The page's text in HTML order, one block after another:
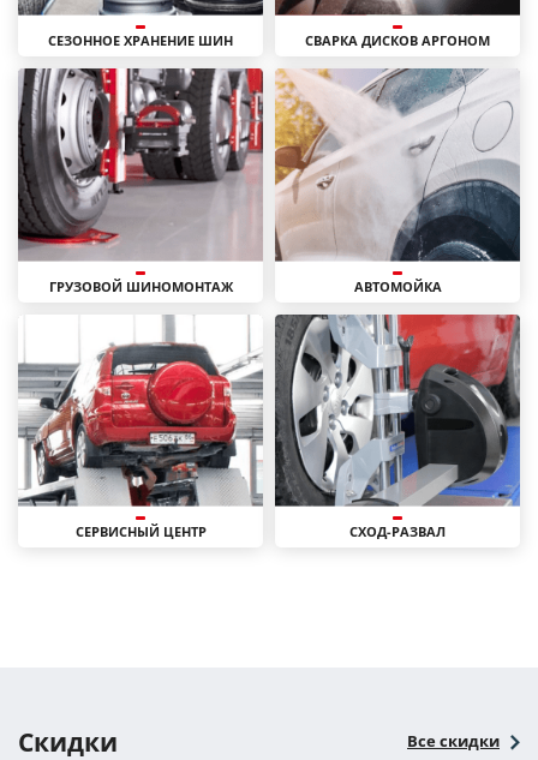
СЕЗОННОЕ ХРАНЕНИЕ ШИН СВАРКА ДИСКОВ АРГОНОМ
ГРУЗОВОЙ ШИНОМОНТАЖ АВТОМОЙКА
СЕРВИСНЫЙ ЦЕНТР СХОД-РАЗВАЛ
Скидки Все скидки